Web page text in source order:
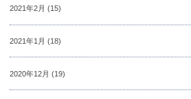
2021年2月 (15)
2021年1月 (18)
2020年12月 (19)